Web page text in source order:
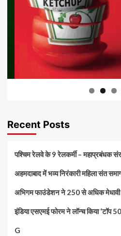
Recent Posts
पश्चिम रेलवे के 9 रेलकर्मी – महाप्रबंधक
अहमदाबाद में भव्य निरंकारी महिला संत
अभिगम फाउंडेशन ने 250 से अधिक मेधावी
इंडिया एसएमई फोरम ने लॉन्च किया
G